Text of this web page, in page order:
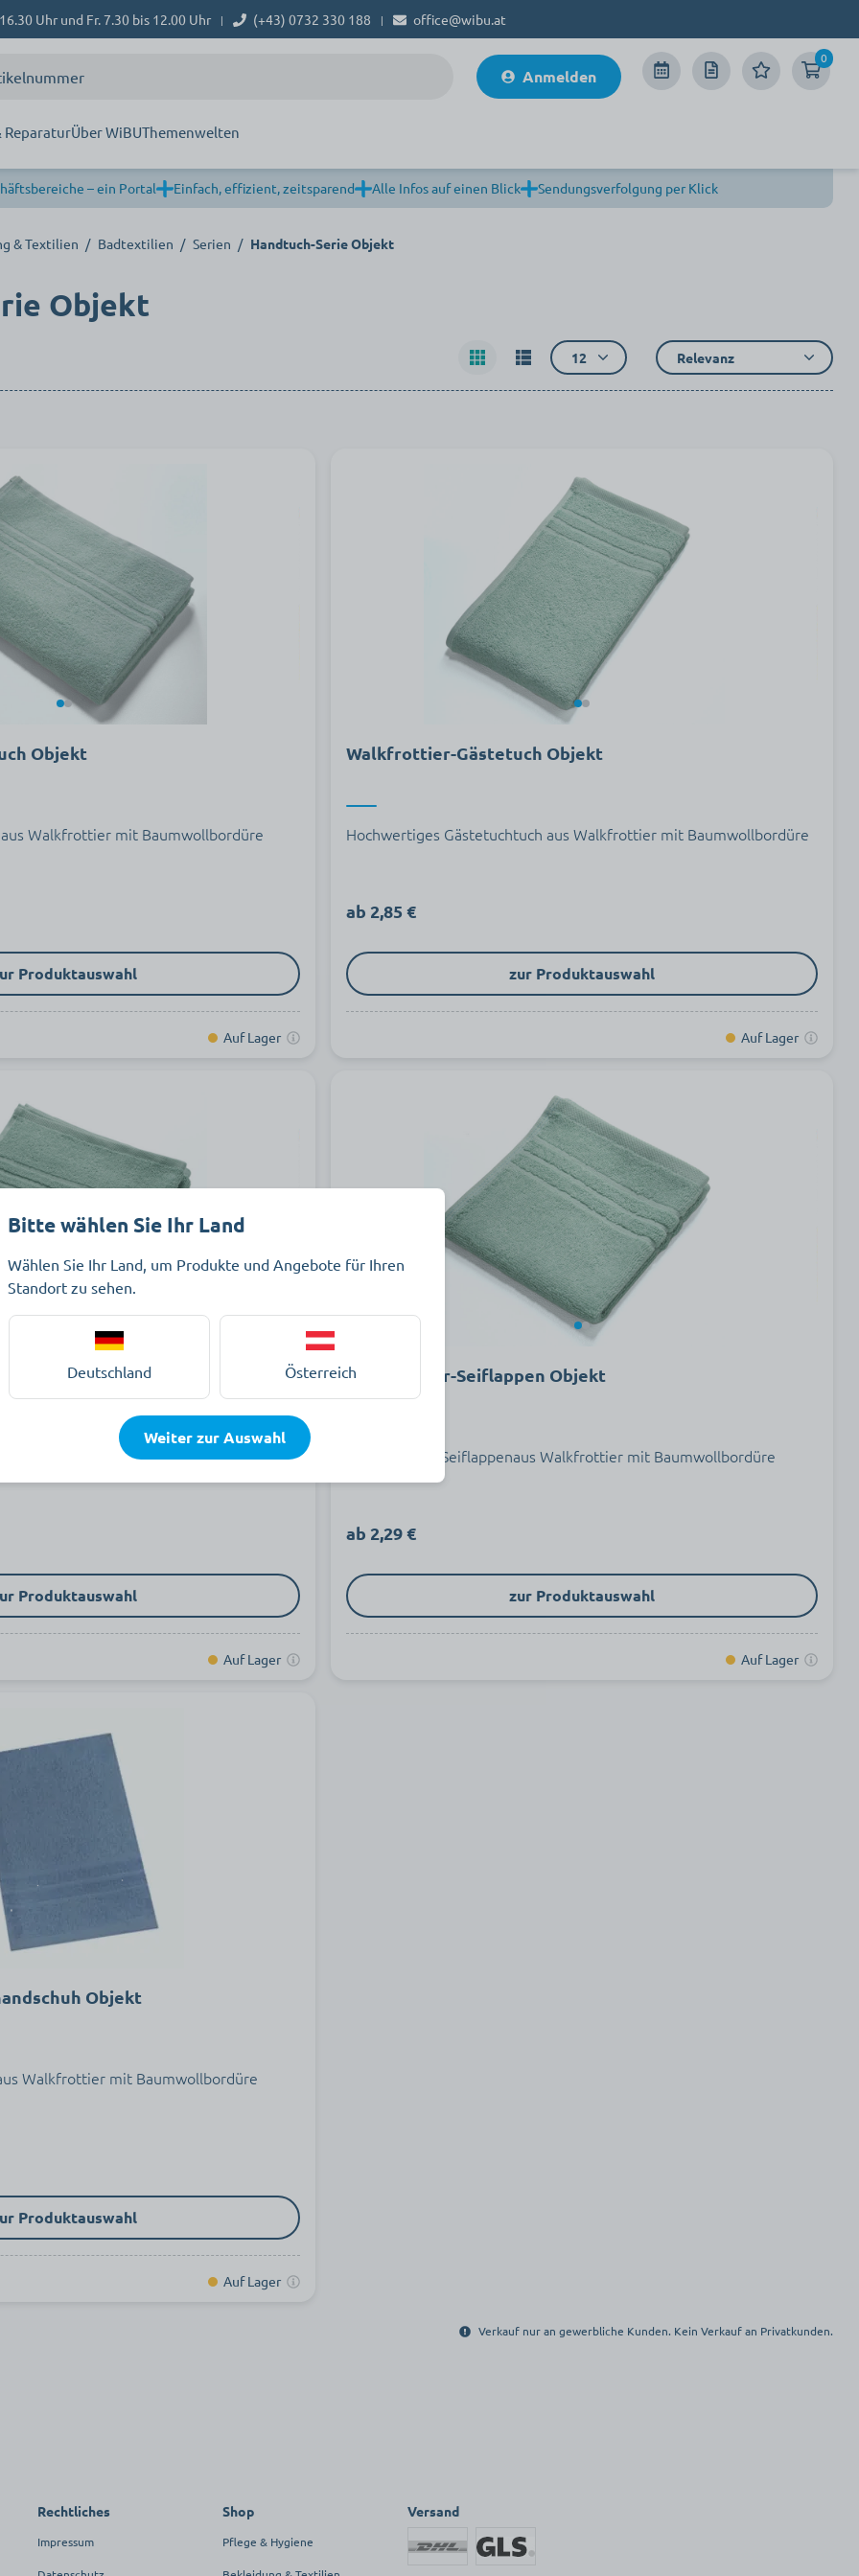
Uhr und Fr. 7.30 bis 12.00 Uhr | (+43) 0732 330 188 | office@wibu.at
Anmelden
0
ReparaturÜber WiBUThemenwelten
– ein Portal Einfach, effizient, zeitsparend Alle Infos auf einen Blick Sendungsverfolgung per Klick
& Textilien / Badtextilien / Serien / Handtuch-Serie Objekt
Objekt
12 Relevanz
Objekt
Walkfrottier mit Baumwollbordüre
Produktauswahl
Auf Lager
Walkfrottier-Gästetuch Objekt
Hochwertiges Gästetuchtuch aus Walkfrottier mit Baumwollbordüre
ab 2,85 €
zur Produktauswahl
Auf Lager
Objekt
Walkfrottier mit Baumwollbordüre
Produktauswahl
Auf Lager
Walkfrottier-Seiflappen Objekt
Hochwertigrs Seiflappenaus Walkfrottier mit Baumwollbordüre
ab 2,29 €
zur Produktauswahl
Auf Lager
Objekt
Walkfrottier mit Baumwollbordüre
Produktauswahl
Auf Lager
Verkauf nur an gewerbliche Kunden. Kein Verkauf an Privatkunden.
Rechtliches
Impressum
Shop
Pflege & Hygiene
Versand
Bitte wählen Sie Ihr Land
Wählen Sie Ihr Land, um Produkte und Angebote für Ihren
Standort zu sehen.
Deutschland Österreich
Weiter zur Auswahl